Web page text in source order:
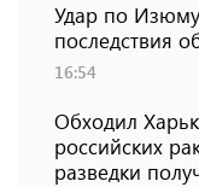
Удар по
последствия
16:54
Обходил
российских
разведки